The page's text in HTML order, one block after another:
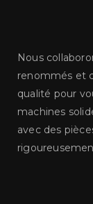
Nous
renommés et
qualité pour
machines
avec des